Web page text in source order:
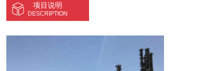
项目说明
DESCRIPTION